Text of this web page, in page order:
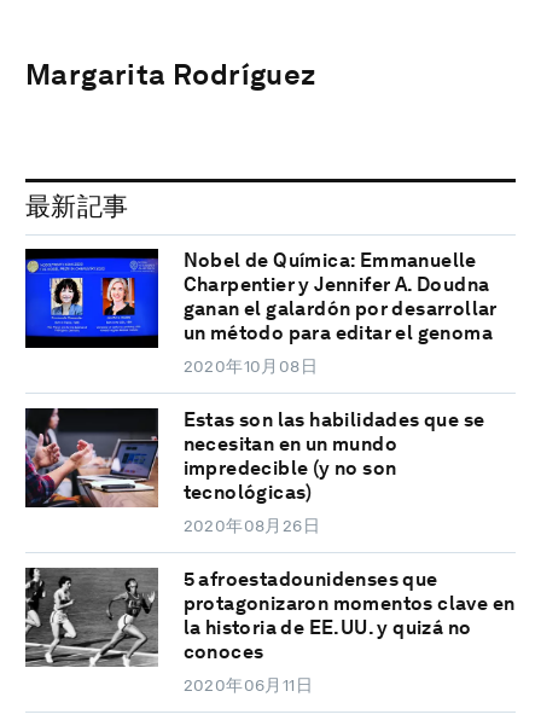
Margarita Rodríguez
最新記事
Nobel de Química: Emmanuelle
Charpentier y Jennifer A. Doudna
ganan el galardón por desarrollar
un método para editar el genoma
2020年10月08日
Estas son las habilidades que se
necesitan en un mundo
impredecible (y no son
tecnológicas)
2020年08月26日
5 afroestadounidenses que
protagonizaron momentos clave en
la historia de EE.UU. y quizá no
conoces
2020年06月11日